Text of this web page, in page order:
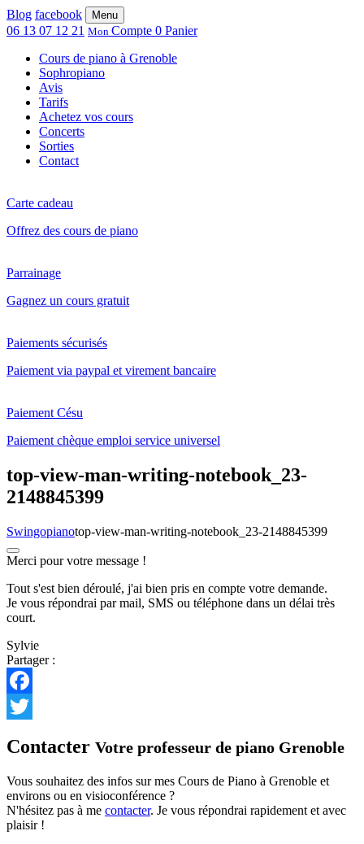
Blog facebook Menu
06 13 07 12 21 Mon Compte 0 Panier
Cours de piano à Grenoble
Sophropiano
Avis
Tarifs
Achetez vos cours
Concerts
Sorties
Contact
Carte cadeau
Offrez des cours de piano
Parrainage
Gagnez un cours gratuit
Paiements sécurisés
Paiement via paypal et virement bancaire
Paiement Césu
Paiement chèque emploi service universel
top-view-man-writing-notebook_23-
2148845399
Swingopianotop-view-man-writing-notebook_23-2148845399
Merci pour votre message !
Tout s'est bien déroulé, j'ai bien pris en compte votre demande.
Je vous répondrai par mail, SMS ou téléphone dans un délai très
court.
Sylvie
Partager :
Facebook
Contacter Votre professeur de piano Grenoble
Vous souhaitez des infos sur mes Cours de Piano à Grenoble et
environs ou en visioconférence ?
N'hésitez pas à me contacter. Je vous répondrai rapidement et avec
plaisir !